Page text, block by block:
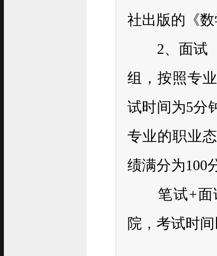
社出版的《
2、面试（
组，按照专
试时间为5分
专业的职业
绩满分为100
笔试+面试
院，考试时